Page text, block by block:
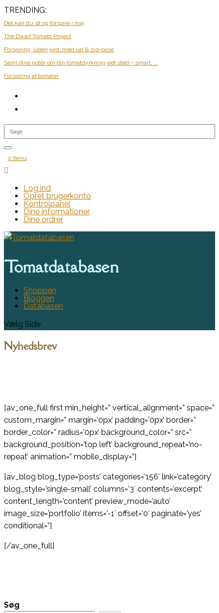
TRENDING:
Det kan du så og forspire i maj
The Dwarf Tomato Project
Forspiring: Uden jord, med vat & zip-pose
Saml dine noter om din tomatdyrkning eet sted – smart, ...
Forspiring af tomater
0 Items

Log ind
Opret brugerkonto
Kontrolpanel
Dine informationer
Dine ordrer
Tomatdatabasen
Shoppen
Bloggen
Databasen
Vælg Side
Nyhedsbrev
[av_one_full first min_height=” vertical_alignment=” space=”
custom_margin=” margin=’0px’ padding=’0px’ border=”
border_color=” radius=’0px’ background_color=” src=”
background_position=’top left’ background_repeat=’no-
repeat’ animation=” mobile_display=”]
[av_blog blog_type=’posts’ categories=’156′ link=’category’
blog_style=’single-small’ columns=’3′ contents=’excerpt’
content_length=’content’ preview_mode=’auto’
image_size=’portfolio’ items=’-1′ offset=’0′ paginate=’yes’
conditional=”]
[/av_one_full]
Søg